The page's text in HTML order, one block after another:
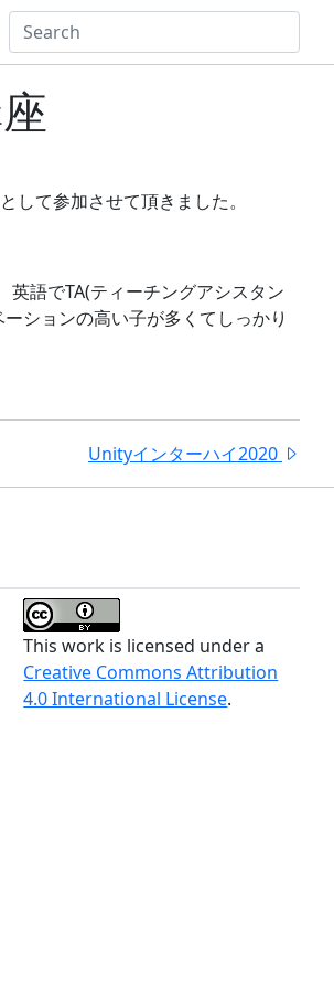
て参加させて頂きました。
英語でTA(ティーチングアシスタン
ションの高い子が多くてしっかり
Unityインターハイ2020
This work is licensed under a
Creative Commons Attribution
4.0 International License.